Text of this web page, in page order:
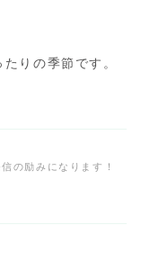
りの季節です。